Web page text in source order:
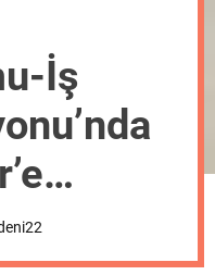
İş